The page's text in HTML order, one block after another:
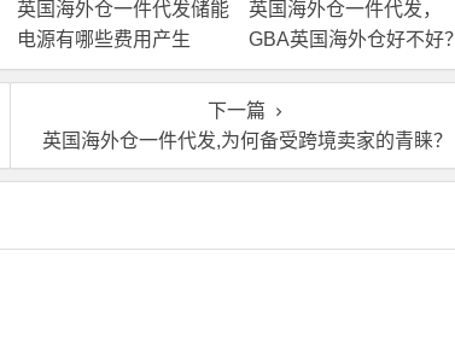
英国海外仓一件代发储能
电源有哪些费用产生
英国海外仓一件代发，
GBA英国海外仓好不好？
下一篇
英国海外仓一件代发,为何备受跨境卖家的青睐？